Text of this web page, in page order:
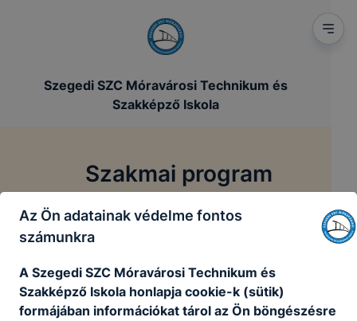
Szegedi SZC Móravárosi Technikum és
Szakképző Iskola
Szakmai program
Főoldal / Szakmai dokumentumok / Szakmai program
Ezen az oldalon iskolánk Szakmai Programja
olvasható
Az Ön adatainak védelme fontos
számunkra
A Szegedi SZC Móravárosi Technikum és
Szakképző Iskola honlapja cookie-k (sütik)
formájában információkat tárol az Ön böngészésre